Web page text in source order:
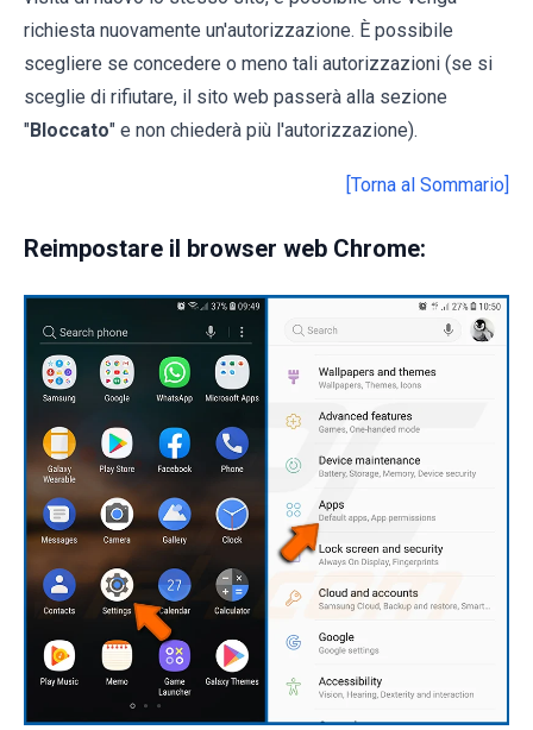
richiesta nuovamente un'autorizzazione. È possibile
scegliere se concedere o meno tali autorizzazioni (se si
sceglie di rifiutare, il sito web passerà alla sezione
"Bloccato" e non chiederà più l'autorizzazione).
[Torna al Sommario]
Reimpostare il browser web Chrome: